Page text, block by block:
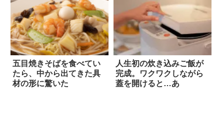
五目焼きそばを食べてい
たら、中から出てきた具
材の形に驚いた
人生初の炊き込みご飯が
完成。ワクワクしながら
蓋を開けると…あ